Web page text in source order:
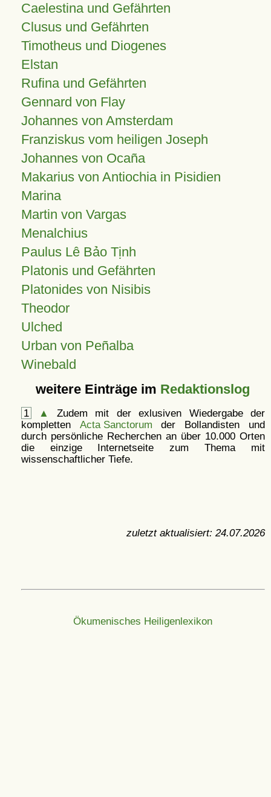
Caelestina und Gefährten
Clusus und Gefährten
Timotheus und Diogenes
Elstan
Rufina und Gefährten
Gennard von Flay
Johannes von Amsterdam
Franziskus vom heiligen Joseph
Johannes von Ocaña
Makarius von Antiochia in Pisidien
Marina
Martin von Vargas
Menalchius
Paulus Lê Bảo Tịnh
Platonis und Gefährten
Platonides von Nisibis
Theodor
Ulched
Urban von Peñalba
Winebald
weitere Einträge im Redaktionslog
1 ▲
Zudem mit der exlusiven Wiedergabe der
kompletten Acta Sanctorum der Bollandisten und
durch persönliche Recherchen an über 10.000 Orten
die einzige Internetseite zum Thema mit
wissenschaftlicher Tiefe.
zuletzt aktualisiert: 24.07.2026
Ökumenisches Heiligenlexikon